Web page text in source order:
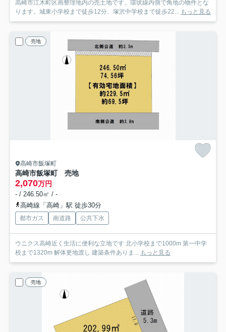
高崎市江木町区画整理地内の売土地です。環状線内側で角地の物件とな
ります。城東小学校まで徒歩12分、塚沢中学校まで徒歩22... もっと見る
売地
高崎市飯塚町
高崎市飯塚町 売地
2,070万円
- / 246.50㎡ / -
高崎線「高崎」駅 徒歩30分
都市ガス 南道路 公共下水
ウニクス高崎近く生活に便利な立地です 北小学校まで1000m 第一中学
校まで1320m 解体更地渡し 建築条件ありま... もっと見る
売地